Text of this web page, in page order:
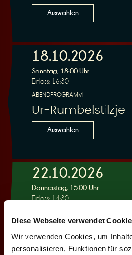
Diese Webseite verwendet
Wir verwenden Cookies, um
personalisieren, Funktionen für
Auswählen
18.10.2026
Sonntag, 18:00 Uhr
Einlass: 16:30
ABENDPROGRAMM
Ur-Rumbelstilzje
Auswählen
22.10.2026
Donnerstag, 15:00 Uhr
Einlass: 14:30
Wie war das mit
Pinocchio?